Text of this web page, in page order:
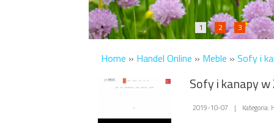
1 2 3
Home » Handel Online » Meble » Sofy i
Sofy i kanapy
2019-10-07 |